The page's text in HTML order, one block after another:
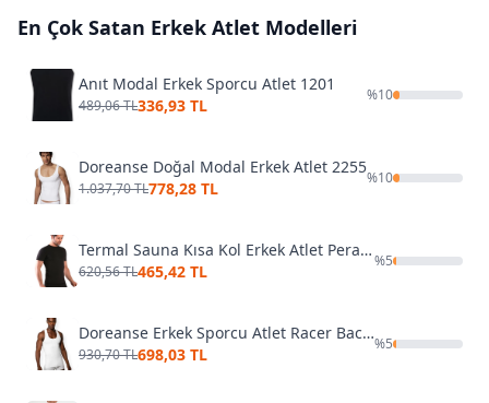
En Çok Satan Erkek Atlet Modelleri
Anıt Modal Erkek Sporcu Atlet 1201
489,06 TL336,93 TL
%10
Doreanse Doğal Modal Erkek Atlet 2255
1.037,70 TL778,28 TL
%10
Termal Sauna Kısa Kol Erkek Atlet Pera Fitol 9053
620,56 TL465,42 TL
%5
Doreanse Erkek Sporcu Atlet Racer Back Vest 2230
930,70 TL698,03 TL
%5